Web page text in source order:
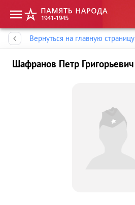
Вернуться на главную страницу
Шафранов Петр Григорьевич
Память народа